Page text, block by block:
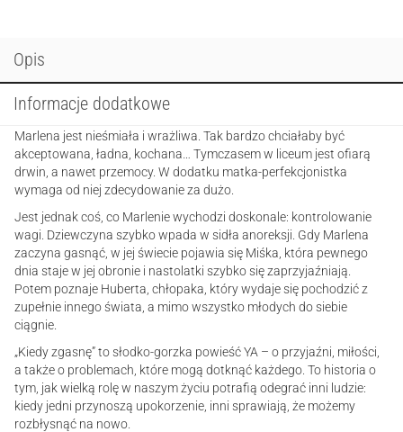
Opis
Informacje dodatkowe
Marlena jest nieśmiała i wrażliwa. Tak bardzo chciałaby być
akceptowana, ładna, kochana… Tymczasem w liceum jest ofiarą
drwin, a nawet przemocy. W dodatku matka-perfekcjonistka
wymaga od niej zdecydowanie za dużo.
Jest jednak coś, co Marlenie wychodzi doskonale: kontrolowanie
wagi. Dziewczyna szybko wpada w sidła anoreksji. Gdy Marlena
zaczyna gasnąć, w jej świecie pojawia się Miśka, która pewnego
dnia staje w jej obronie i nastolatki szybko się zaprzyjaźniają.
Potem poznaje Huberta, chłopaka, który wydaje się pochodzić z
zupełnie innego świata, a mimo wszystko młodych do siebie
ciągnie.
„Kiedy zgasnę” to słodko-gorzka powieść YA – o przyjaźni, miłości,
a także o problemach, które mogą dotknąć każdego. To historia o
tym, jak wielką rolę w naszym życiu potrafią odegrać inni ludzie:
kiedy jedni przynoszą upokorzenie, inni sprawiają, że możemy
rozbłysnąć na nowo.